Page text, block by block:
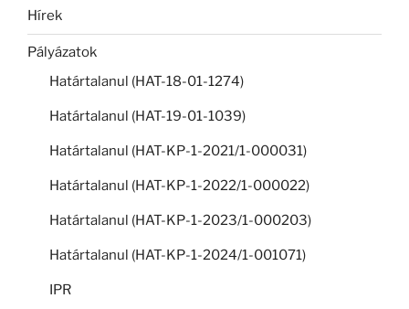
Hírek
Pályázatok
Határtalanul (HAT-18-01-1274)
Határtalanul (HAT-19-01-1039)
Határtalanul (HAT-KP-1-2021/1-000031)
Határtalanul (HAT-KP-1-2022/1-000022)
Határtalanul (HAT-KP-1-2023/1-000203)
Határtalanul (HAT-KP-1-2024/1-001071)
IPR